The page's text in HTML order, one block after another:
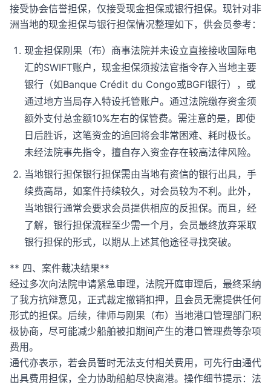
接受协会信誉担保，仅接受现金担保或银行担保。现针对非
洲当地的现金担保与银行担保情况整理如下，供会员参考：
现金担保刚果（布）商事法院并未设立直接接收国际电
汇的SWIFT账户，现金担保须按法官指令存入当地主要
银行（如Banque Crédit du Congo或BGFI银行），或
通过地方当局存入特设托管账户。通过法院缴存资金须
额外支付总金额10%左右的保管费。需注意的是，即使
日后胜诉，这笔资金的追回将会非常困难、耗时极长。
未经法院事先指令，擅自存入资金存在较高法律风险。
当地银行担保银行担保需由当地有资信的银行出具，手
续费高昂，如案件持续较久，对会员较为不利。此外，
当地银行通常会要求会员提供相应的反担保。而且，经
了解，银行担保流程至少需一个月，会员最终放弃采取
银行担保的形式，以期从上述其他途径寻找突破。
** 四、案件裁决结果**
经过多次向法院申请紧急审理，法院开庭审理后，最终采纳
了我方抗辩意见，正式裁定撤销扣押，且会员无需提供任何
形式的担保。后续，律师与刚果（布）当地港口管理部门积
极协商，尽可能减少船舶被扣期间产生的港口管理费等杂项
费用。
通代亦表示，若会员暂时无法支付相关费用，可先行由通代
出具费用担保，全力协助船舶尽快离港。操作细节提示：法